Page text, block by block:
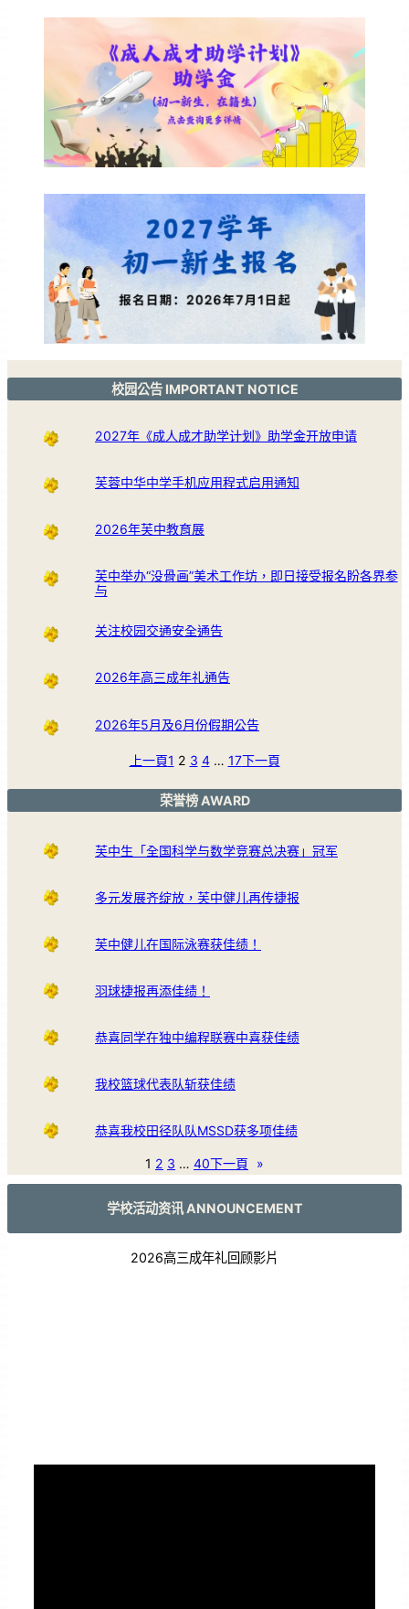
校园公告 IMPORTANT NOTICE
2027年《成人成才助学计划》助学金开放申请
芙蓉中华中学手机应用程式启用通知
2026年芙中教育展
芙中举办“没骨画”美术工作坊，即日接受报名盼各界参
与
关注校园交通安全通告
2026年高三成年礼通告
2026年5月及6月份假期公告
上一頁1 2 3 4 … 17下一頁
荣誉榜 AWARD
芙中生「全国科学与数学竞赛总决赛」冠军
多元发展齐绽放，芙中健儿再传捷报
芙中健儿在国际泳赛获佳绩！
羽球捷报再添佳绩！
恭喜同学在独中编程联赛中喜获佳绩
我校篮球代表队斩获佳绩
恭喜我校田径队队MSSD获多项佳绩
1 2 3 … 40下一頁 »
学校活动资讯 ANNOUNCEMENT
2026高三成年礼回顾影片